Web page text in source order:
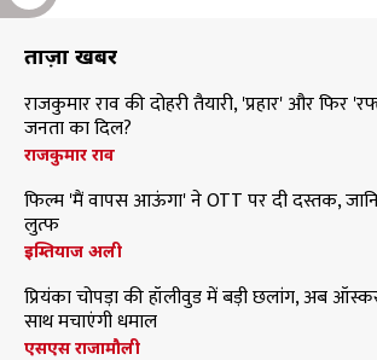
ताज़ा खबरें
राजकुमार राव की दोहरी तैयारी, 'प्रहार' और फिर
जनता का दिल?
राजकुमार राव
फिल्म 'मैं वापस आऊंगा' ने OTT पर दी दस्तक,
लुत्फ
इम्तियाज अली
प्रियंका चोपड़ा की हॉलीवुड में बड़ी छलांग, अब
साथ मचाएंगी धमाल
एसएस राजामौली